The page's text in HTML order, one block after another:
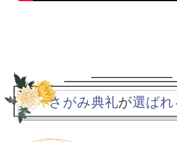
さがみ典礼が選ば